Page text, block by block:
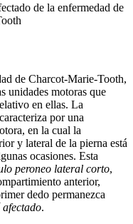
de la enfermedad de
de Charcot-Marie-Tooth,
unidades motoras que
en ellas. La
por una
en la cual la
y lateral de la pierna está
ocasiones. Esta
peroneo lateral corto,
anterior,
dedo permanezca
.